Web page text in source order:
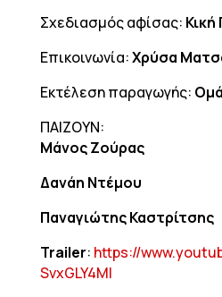
Σχεδιασμός αφίσας:
Επικοινωνία:Χρύσα
Εκτέλεση παραγωγής:
ΠΑΙΖΟΥΝ:
Μάνος Ζούρας
Δανάη Ντέμου
Παναγιώτης Καστρίτσης
Trailer: https://
SvxGLY4MI